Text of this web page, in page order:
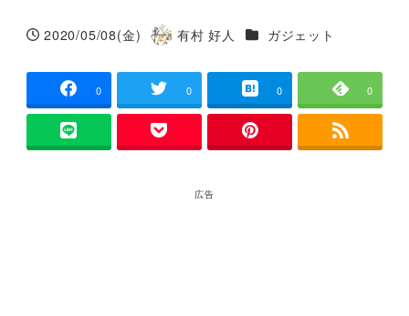
投稿日
2020/05/08(金)
著
有村 好人 カテゴリー
ガジェット
0 0 0 0
広告